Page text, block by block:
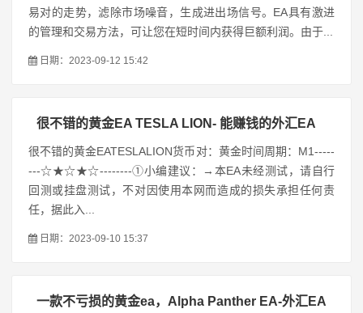
易对的走势，滤除市场噪音，生成进出场信号。EA具有激进
的管理和交易方法，可让您在短时间内获得巨额利润。由于...
日期：2023-09-12 15:42
很不错的黄金EA TESLA LION- 能赚钱的外汇EA
很不错的黄金EATESLALION货币对：黄金时间周期：M1-----
---☆★☆★☆--------①小编建议：→本EA未经测试，请自行
回测或挂盘测试，不对因使用本网而造成的损失承担任何责
任，据此入...
日期：2023-09-10 15:37
一款不亏损的黄金ea，Alpha Panther EA-外汇EA